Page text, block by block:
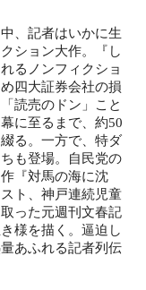
、記者はいかに生
ション大作。『し
るノンフィクショ
四大証券会社の損
読売のドン」こと
に至るまで、約50
る。一方で、特ダ
も登場。自民党の
『対馬の海に沈
ト、神戸連続児童
った元週刊文春記
様を描く。逼迫し
あふれる記者列伝